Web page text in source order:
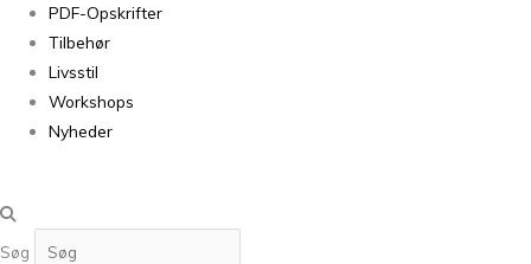
PDF-Opskrifter
Tilbehør
Livsstil
Workshops
Nyheder
Søg